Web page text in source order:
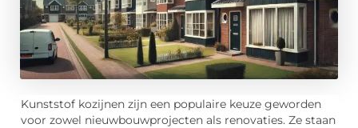
Kunststof kozijnen zijn een populaire keuze geworden
voor zowel nieuwbouwprojecten als renovaties. Ze staan